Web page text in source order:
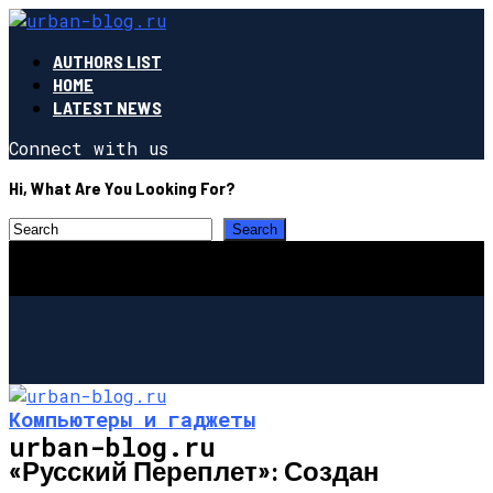
AUTHORS LIST
HOME
LATEST NEWS
Connect with us
Hi, What Are You Looking For?
urban-blog.ru
Компьютеры и гаджеты
«Русский Переплет»: Создан